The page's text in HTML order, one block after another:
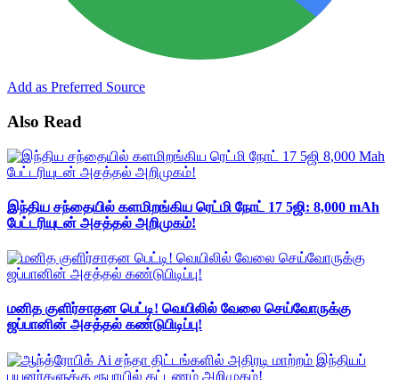
Add as Preferred Source
Also Read
இந்திய சந்தையில் களமிறங்கிய ரெட்மி நோட் 17 5ஜி: 8,000 mAh
பேட்டரியுடன் அசத்தல் அறிமுகம்!
மனித குளிர்சாதன பெட்டி! வெயிலில் வேலை செய்வோருக்கு
ஜப்பானின் அசத்தல் கண்டுபிடிப்பு!